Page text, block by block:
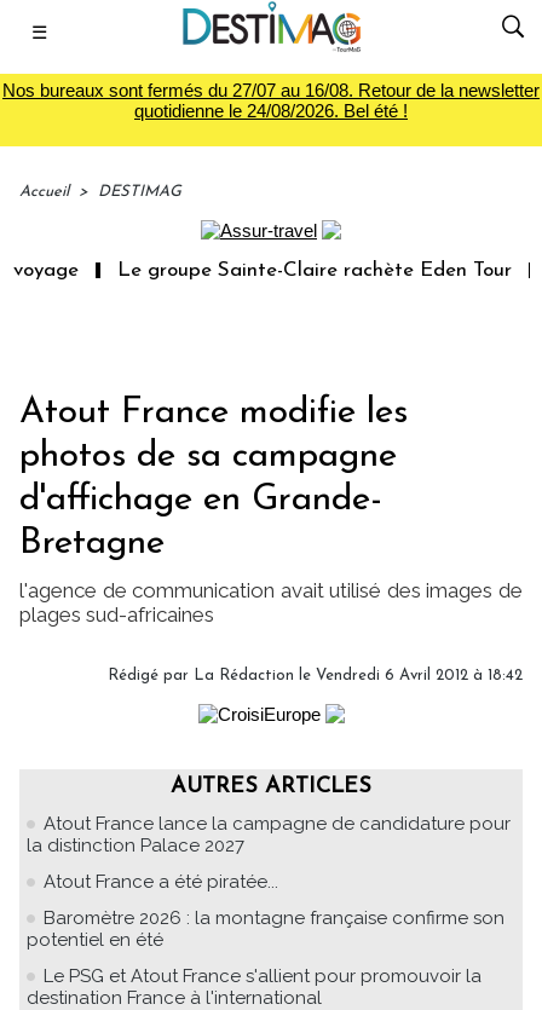
☰
Nos bureaux sont fermés du 27/07 au 16/08. Retour de la newsletter
quotidienne le 24/08/2026. Bel été !
Accueil > DESTIMAG
Le groupe Sainte-Claire rachète Eden Tour
Atout France modifie les
photos de sa campagne
d'affichage en Grande-
Bretagne
l'agence de communication avait utilisé des images de
plages sud-africaines
Rédigé par La Rédaction le Vendredi 6 Avril 2012 à 18:42
AUTRES ARTICLES
Atout France lance la campagne de candidature pour
la distinction Palace 2027
Atout France a été piratée...
Baromètre 2026 : la montagne française confirme son
potentiel en été
Le PSG et Atout France s'allient pour promouvoir la
destination France à l'international